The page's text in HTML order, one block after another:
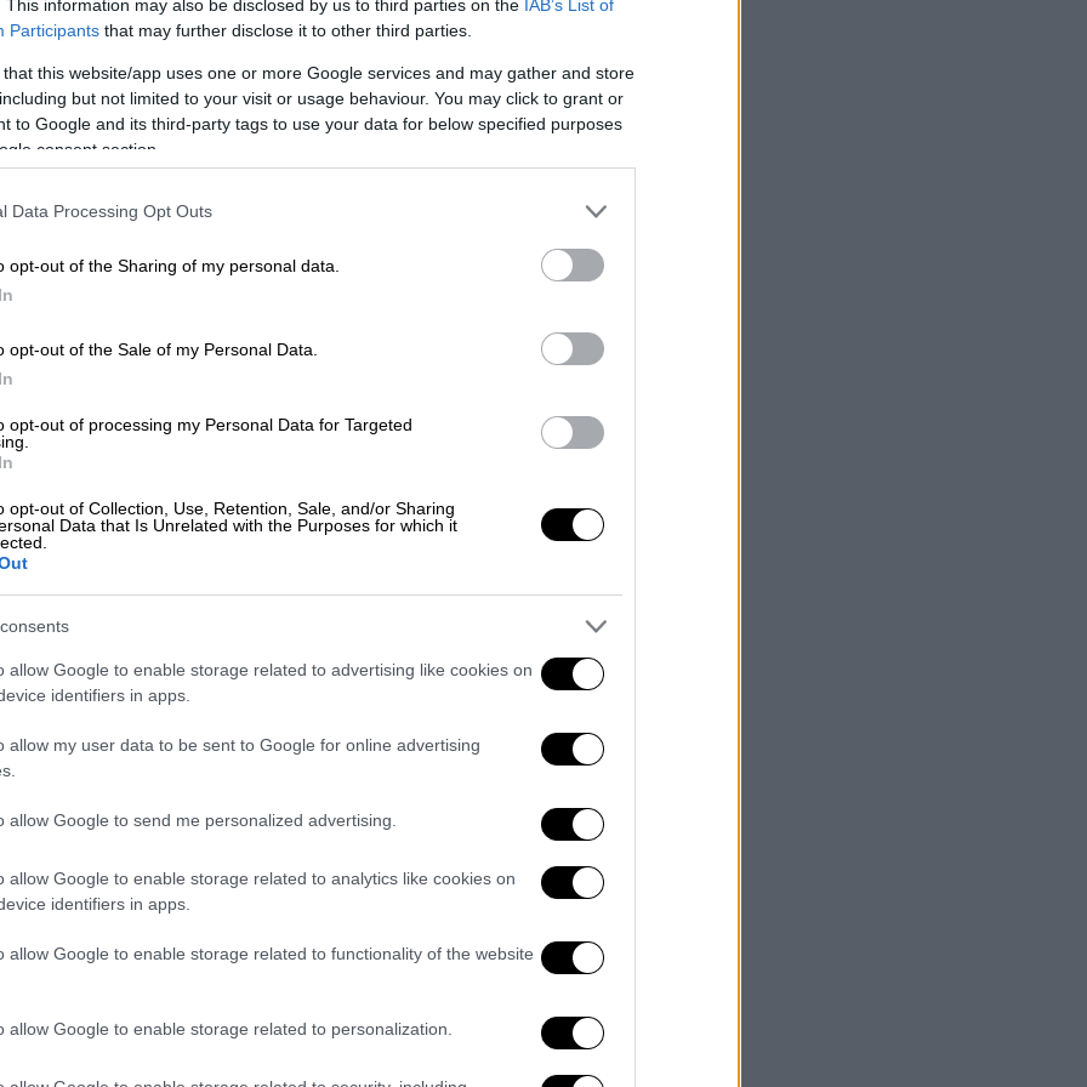
This information may also be disclosed by us to third parties on the IAB’s List of
Participants that may further disclose it to other third parties.
that this website/app uses one or more Google services and may gather and store
but not limited to your visit or usage behaviour. You may click to grant or
to Google and its third-party tags to use your data for below specified purposes
consent section.
Data Processing Opt Outs
opt-out of the Sharing of my personal data.
opt-out of the Sale of my Personal Data.
opt-out of processing my Personal Data for Targeted
opt-out of Collection, Use, Retention, Sale, and/or Sharing
Data that Is Unrelated with the Purposes for which it
allow Google to enable storage related to advertising like cookies on
identifiers in apps.
allow my user data to be sent to Google for online advertising
allow Google to send me personalized advertising.
allow Google to enable storage related to analytics like cookies on
identifiers in apps.
allow Google to enable storage related to functionality of the website
allow Google to enable storage related to personalization.
σταγόνα ιδρώτα άγχους που έσταξε από
μεγαλύτερα όργια της
κληρικοί της Ρώμης
της προσευχής των ιερωμένων
Πάπα Αλέξανδρου ΣΤ’, ο καρδινάλιος
δείπνο ακολασίας, στο οποίο έπαιρναν
σύμφωνα με πολλούς ιστορικούς 50
που υποδύονταν τις πόρνες!
που όλοι οι γραφιάδες του
με όλη τους τη δύναμη.